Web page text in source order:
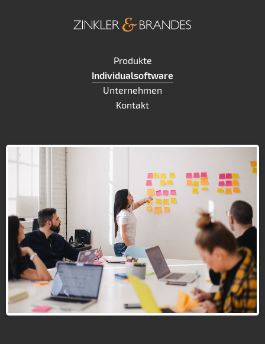
Produkte
Individualsoftware
Unternehmen
Kontakt